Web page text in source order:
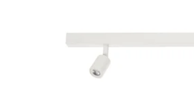
Image zoomed out, normal view